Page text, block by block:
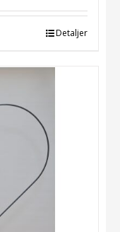
Detaljer